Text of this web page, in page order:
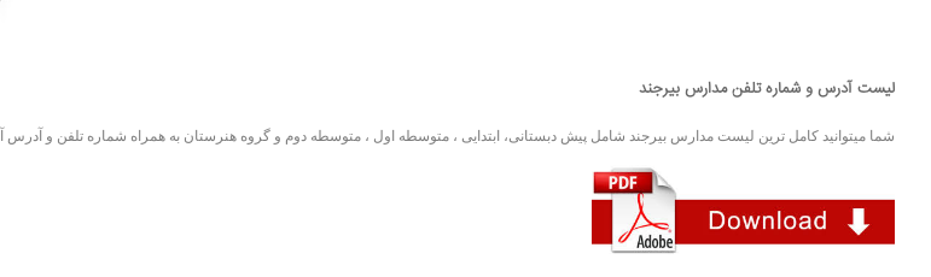
لیست آدرس و شماره تلفن مدارس بیرجند
شما میتوانید کامل ترین لیست مدارس بیرجند شامل پیش دبستانی، ابتدایی ، متوسطه اول ، متوسطه دوم و گروه هنرستان به همراه شماره تلفن و آدرس آن